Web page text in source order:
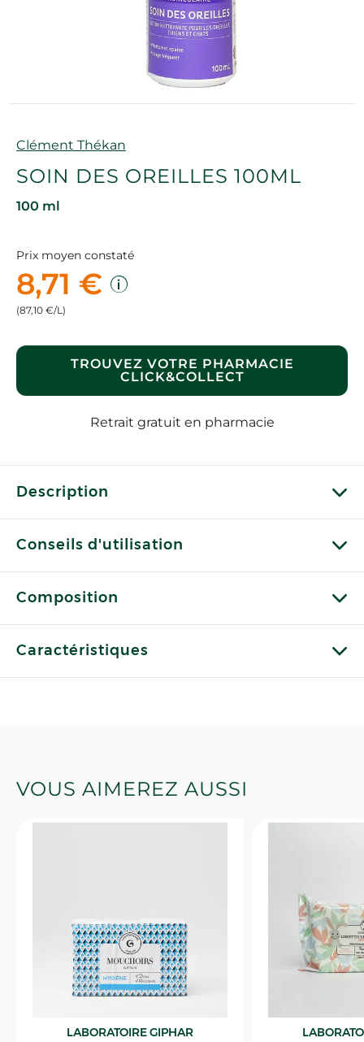
Marque
Clément Thékan
SOIN DES OREILLES 100ML
100 ml
Prix moyen constaté
8,71 €
(87,10 €/L)
TROUVEZ VOTRE PHARMACIE
CLICK&COLLECT
Retrait gratuit en pharmacie
Description
Conseils d'utilisation
Composition
Caractéristiques
VOUS AIMEREZ AUSSI
LABORATOIRE GIPHAR